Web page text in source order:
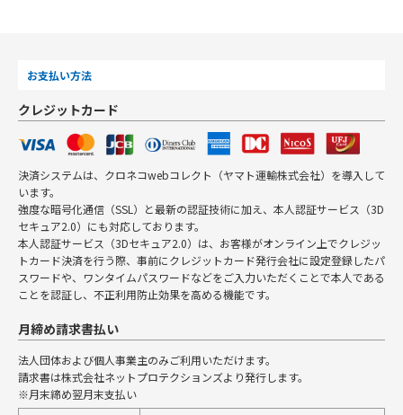
お支払い方法
クレジットカード
決済システムは、クロネコwebコレクト（ヤマト運輸株式会社）を導入して
います。
強度な暗号化通信（SSL）と最新の認証技術に加え、本人認証サービス（3D
セキュア2.0）にも対応しております。
本人認証サービス（3Dセキュア2.0）は、お客様がオンライン上でクレジッ
トカード決済を行う際、事前にクレジットカード発行会社に設定登録したパ
スワードや、ワンタイムパスワードなどをご入力いただくことで本人である
ことを認証し、不正利用防止効果を高める機能です。
月締め請求書払い
法人団体および個人事業主のみご利用いただけます。
請求書は株式会社ネットプロテクションズより発行します。
※月末締め翌月末支払い